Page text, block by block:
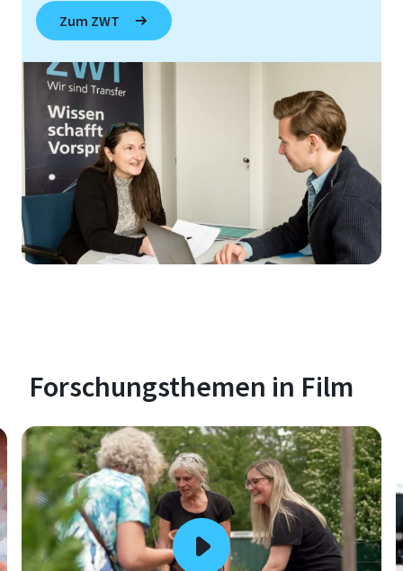
Zum ZWT
Forschungsthemen in Film